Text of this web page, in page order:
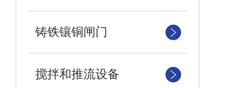
铸铁镶铜闸门
搅拌和推流设备